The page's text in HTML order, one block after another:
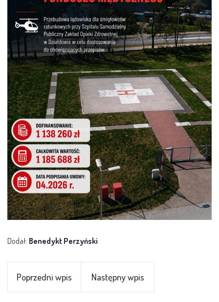
Dodał: Benedykt Perzyński
Poprzedni wpis Następny wpis